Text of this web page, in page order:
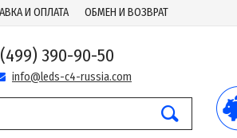
И ОПЛАТА ОБМЕН И ВОЗВРАТ
390-90-50
info@leds-c4-russia.com